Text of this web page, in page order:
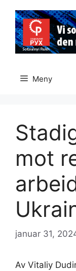
innhold
Meny
mot
januar 31,
Av Vitaliy